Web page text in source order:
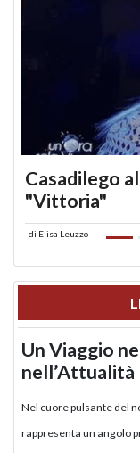
Casadilego
"Vittoria"
di Elisa Leuzzo
Un Viaggio
nell’Attualità
Nel cuore pulsante del
rappresenta un angolo